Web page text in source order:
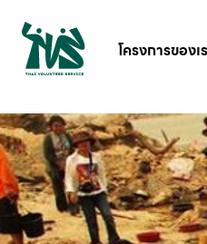
โครงการของเ